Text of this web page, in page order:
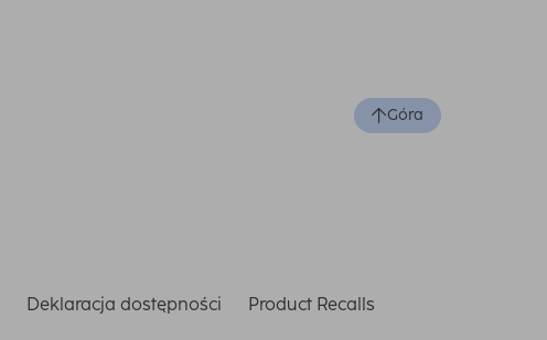
Góra
Deklaracja dostępności Product Recalls